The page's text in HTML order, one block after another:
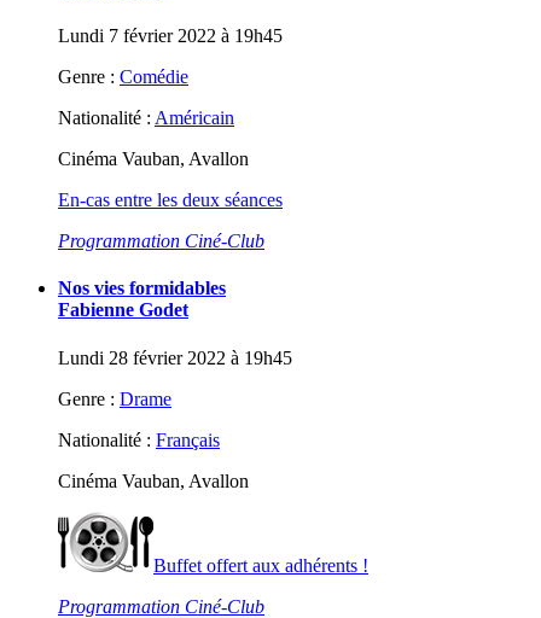
Lundi 7 février 2022 à 19h45
Genre : Comédie
Nationalité : Américain
Cinéma Vauban, Avallon
En-cas entre les deux séances
Programmation Ciné-Club
Nos vies formidables
Fabienne Godet
Lundi 28 février 2022 à 19h45
Genre : Drame
Nationalité : Français
Cinéma Vauban, Avallon
Buffet offert aux adhérents !
Programmation Ciné-Club